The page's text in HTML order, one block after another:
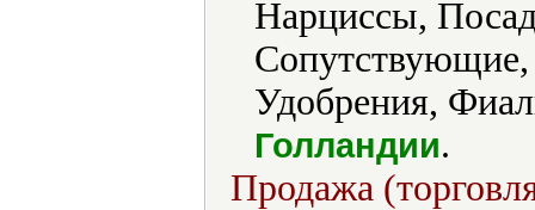
Нарцисcы,
Удобрения,
Голландии.
Продажа